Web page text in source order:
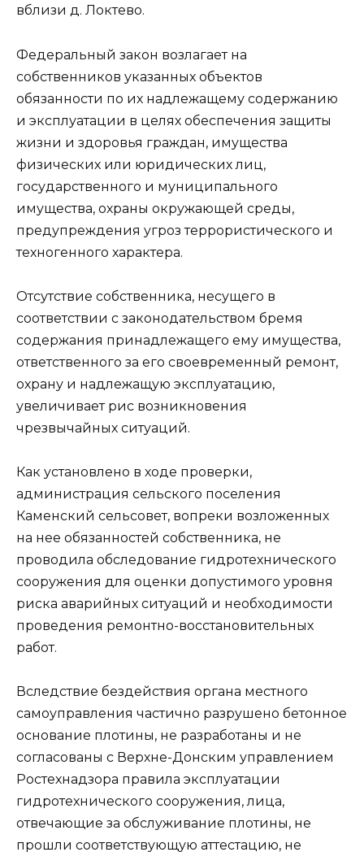
вблизи д. Локтево.
Федеральный закон возлагает на
собственников указанных объектов
обязанности по их надлежащему содержанию
и эксплуатации в целях обеспечения защиты
жизни и здоровья граждан, имущества
физических или юридических лиц,
государственного и муниципального
имущества, охраны окружающей среды,
предупреждения угроз террористического и
техногенного характера.
Отсутствие собственника, несущего в
соответствии с законодательством бремя
содержания принадлежащего ему имущества,
ответственного за его своевременный ремонт,
охрану и надлежащую эксплуатацию,
увеличивает рис возникновения
чрезвычайных ситуаций.
Как установлено в ходе проверки,
администрация сельского поселения
Каменский сельсовет, вопреки возложенных
на нее обязанностей собственника, не
проводила обследование гидротехнического
сооружения для оценки допустимого уровня
риска аварийных ситуаций и необходимости
проведения ремонтно-восстановительных
работ.
Вследствие бездействия органа местного
самоуправления частично разрушено бетонное
основание плотины, не разработаны и не
согласованы с Верхне-Донским управлением
Ростехнадзора правила эксплуатации
гидротехнического сооружения, лица,
отвечающие за обслуживание плотины, не
прошли соответствующую аттестацию, не